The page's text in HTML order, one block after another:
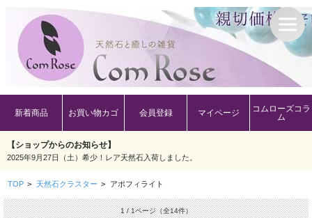
新着商品 お買い物カゴ 会員登録 マイページ
コムローズコラ
ム
【ショップからのお知らせ】
2025年9月27日（土）希少！レア天然石入荷しました。
TOP > 天然石クラスター > アポフィライト
1 / 1ページ（全14件）